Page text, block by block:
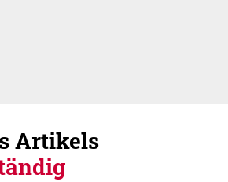
Artikels